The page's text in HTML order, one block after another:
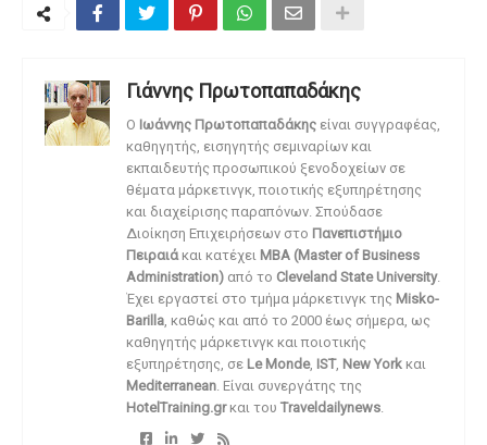
Γιάννης Πρωτοπαπαδάκης
O Ιωάννης Πρωτοπαπαδάκης είναι συγγραφέας,
καθηγητής, εισηγητής σεμιναρίων και
εκπαιδευτής προσωπικού ξενοδοχείων σε
θέματα μάρκετινγκ, ποιοτικής εξυπηρέτησης
και διαχείρισης παραπόνων. Σπούδασε
Διοίκηση Επιχειρήσεων στο Πανεπιστήμιο
Πειραιάκαι κατέχει MBA (Master of Business
Administration) από το Cleveland State University.
Έχει εργαστεί στο τμήμα μάρκετινγκ της Misko-
Barilla, καθώς και από το 2000 έως σήμερα, ως
καθηγητής μάρκετινγκ και ποιοτικής
εξυπηρέτησης, σε Le Monde, IST, New York και
Mediterranean. Είναι συνεργάτης της
HotelTraining.grκαι του Traveldailynews.